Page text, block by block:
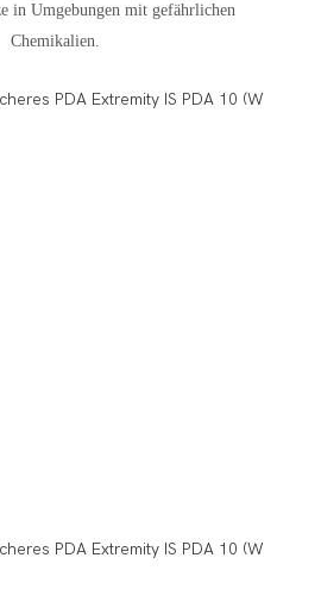
in Umgebungen mit gefährlichen
Chemikalien.